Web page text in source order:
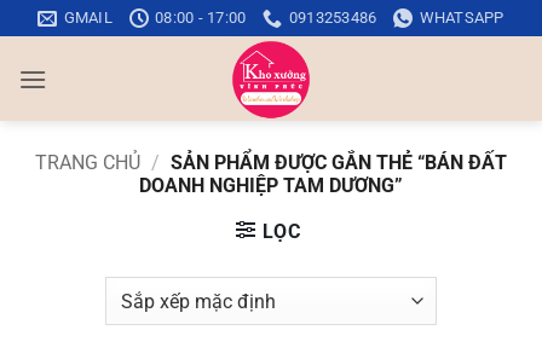
qua
nội
GMAIL 08:00 - 17:00 0913253486 WHATSAPP
TRANG CHỦ / SẢN PHẨM ĐƯỢC GẮN THẺ “BÁN ĐẤT
DOANH NGHIỆP TAM DƯƠNG”
LỌC